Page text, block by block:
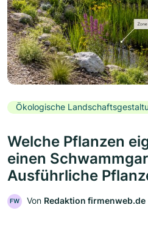
Ökologische
Welche Pflanzen
einen
Ausführliche
FW Von Redaktion firmenweb.de